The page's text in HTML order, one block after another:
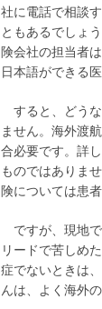
社に電話で相談
ともあるでしょ
険会社の担当者
日本語ができる
すると、どうな
ません。海外渡
合必要です。詳
ものではありま
険については患
ですが、現地で
リードで苦しめ
症でないときは
んは、よく海外